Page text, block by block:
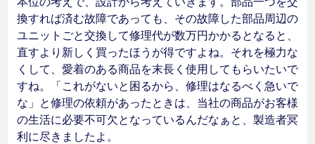
換すれば済む故障であっても、その故障した部品周辺の
ユニットごと交換して修理代が数万円かかるとなると、
直すより新しく買ったほうが得ですよね。それを極力な
くして、愛着のある商品を末長く使用してもらいたいで
すね。「これがないと困るから、修理はなるべく急いで
な」と修理の依頼があったときは、当社の商品がお客様
の生活に必要不可欠となっているんだなぁと、製造者冥
利に尽きましたよ。